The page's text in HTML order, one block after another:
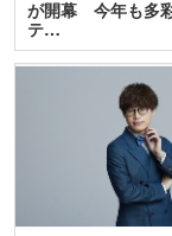
が開幕 今年も多
テ…